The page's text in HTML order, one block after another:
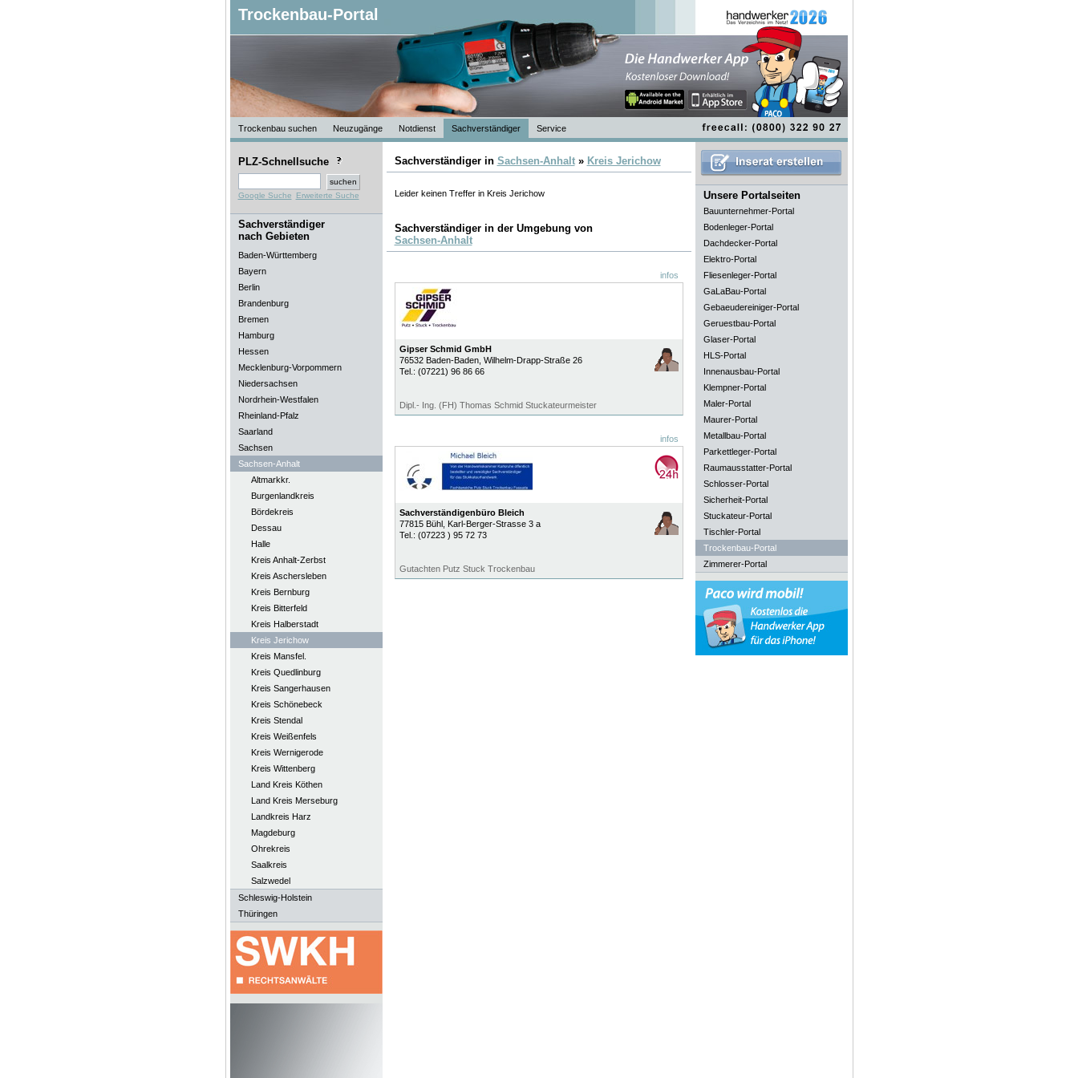
Trockenbau-Portal
Trockenbau suchen Neuzugänge Notdienst Sachverständiger Service
PLZ-Schnellsuche
Google Suche Erweiterte Suche
Sachverständiger
nach Gebieten
Baden-Württemberg
Bayern
Berlin
Brandenburg
Bremen
Hamburg
Hessen
Mecklenburg-Vorpommern
Niedersachsen
Nordrhein-Westfalen
Rheinland-Pfalz
Saarland
Sachsen
Sachsen-Anhalt
Altmarkkr.
Burgenlandkreis
Bördekreis
Dessau
Halle
Kreis Anhalt-Zerbst
Kreis Aschersleben
Kreis Bernburg
Kreis Bitterfeld
Kreis Halberstadt
Kreis Jerichow
Kreis Mansfel.
Kreis Quedlinburg
Kreis Sangerhausen
Kreis Schönebeck
Kreis Stendal
Kreis Weißenfels
Kreis Wernigerode
Kreis Wittenberg
Land Kreis Köthen
Land Kreis Merseburg
Landkreis Harz
Magdeburg
Ohrekreis
Saalkreis
Salzwedel
Schleswig-Holstein
Thüringen
Sachverständiger in Sachsen-Anhalt» Kreis Jerichow
Leider keinen Treffer in Kreis Jerichow
Sachverständiger in der Umgebung von
Sachsen-Anhalt
infos
Gipser Schmid GmbH
76532 Baden-Baden, Wilhelm-Drapp-Straße 26
Tel.: (07221) 96 86 66
Dipl.- Ing. (FH) Thomas Schmid Stuckateurmeister
infos
Sachverständigenbüro Bleich
77815 Bühl, Karl-Berger-Strasse 3 a
Tel.: (07223 ) 95 72 73
Gutachten Putz Stuck Trockenbau
Unsere Portalseiten
Bauunternehmer-Portal
Bodenleger-Portal
Dachdecker-Portal
Elektro-Portal
Fliesenleger-Portal
GaLaBau-Portal
Gebaeudereiniger-Portal
Geruestbau-Portal
Glaser-Portal
HLS-Portal
Innenausbau-Portal
Klempner-Portal
Maler-Portal
Maurer-Portal
Metallbau-Portal
Parkettleger-Portal
Raumausstatter-Portal
Schlosser-Portal
Sicherheit-Portal
Stuckateur-Portal
Tischler-Portal
Trockenbau-Portal
Zimmerer-Portal